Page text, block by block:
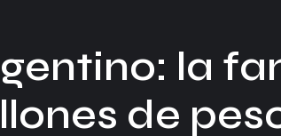
la
de